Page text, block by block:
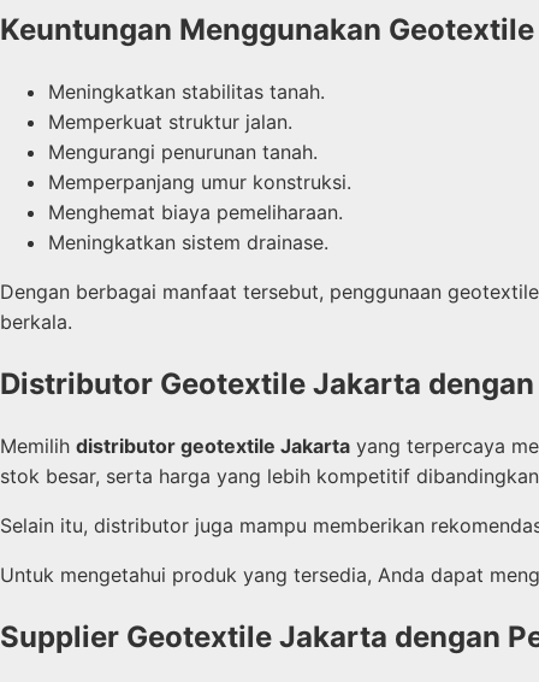
Keuntungan Menggunakan
Meningkatkan stabilitas tanah.
Memperkuat struktur jalan.
Mengurangi penurunan tanah.
Memperpanjang umur konstruksi.
Menghemat biaya pemeliharaan.
Meningkatkan sistem drainase.
Dengan berbagai manfaat tersebut, penggunaan
berkala.
Distributor Geotextile Jakarta
Memilih distributor geotextile Jakarta yang terpercaya
stok besar, serta harga yang lebih kompetitif
Selain itu, distributor juga mampu memberikan
Untuk mengetahui produk yang tersedia, Anda dapat
Supplier Geotextile Jakarta dengan